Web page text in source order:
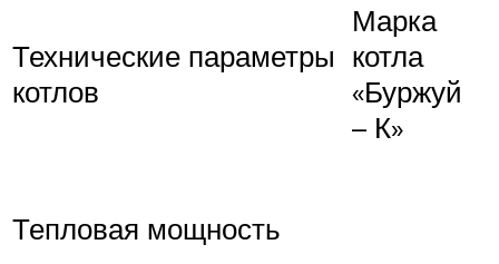
Технические параметры
котлов
Марка
котла
«Буржуй
– К»
Тепловая мощность